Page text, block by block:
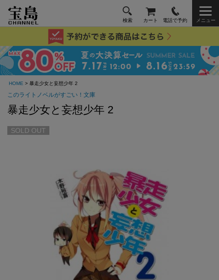
検索 カート 電話で予約 メニュー
HOME > 暴走少女と妄想少年 2
このライトノベルがすごい！文庫
暴走少女と妄想少年 2
SOLD OUT